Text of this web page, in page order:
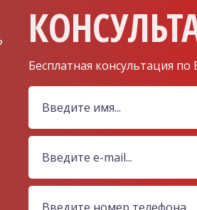
Бесплатная консультация